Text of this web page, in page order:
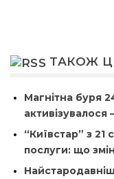
ТАКОЖ
Магнітна буря
“Київстар” з 21
послуги: що